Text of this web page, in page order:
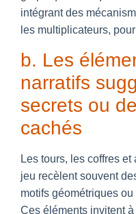
intégrant des
les multiplicateurs,
b. Les
narratifs
secrets ou
cachés
Les tours, les coffres
jeu recèlent souvent
motifs géométriques
Ces éléments invitent